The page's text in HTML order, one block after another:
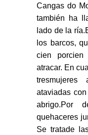
Cangas do
también ha
lado de la
los barcos,
cien
atracar. En
ataviadas
abrigo.Por
quehaceres
Se tratade